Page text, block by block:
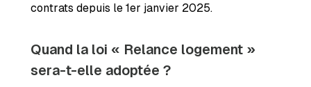
contrats depuis le 1er janvier 2025.
Quand la loi « Relance logement »
sera-t-elle adoptée ?